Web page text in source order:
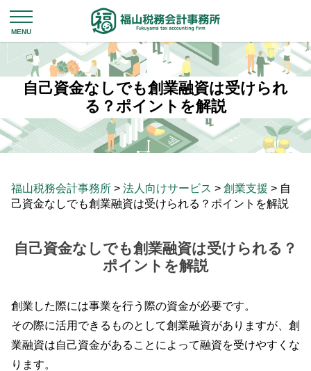
自己資金なしでも創業融資は受けられ
る？ポイントを解説
福山税務会計事務所 > 法人向けサービス > 創業支援 > 自
己資金なしでも創業融資は受けられる？ポイントを解説
自己資金なしでも創業融資は受けられる？
ポイントを解説
創業した際には事業を行う際の資金が必要です。
その際に活用できるものとして創業融資がありますが、創
業融資は自己資金があることによって融資を受けやすくな
ります。